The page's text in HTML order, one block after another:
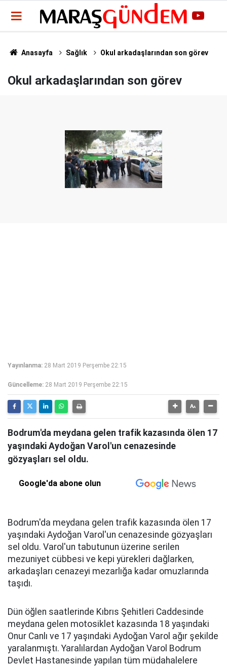
Anasayfa Sağlık Okul arkadaşlarından son görev
Okul arkadaşlarından son görev
Yayınlanma: 28 Mart 2019 Perşembe 22:15
Güncelleme: 28 Mart 2019 Perşembe 22:15
Bodrum'da meydana gelen trafik kazasında ölen 17
yaşındaki Aydoğan Varol'un cenazesinde
gözyaşları sel oldu.
Google'da abone olun
Bodrum'da meydana gelen trafik kazasında ölen 17
yaşındaki Aydoğan Varol'un cenazesinde gözyaşları
sel oldu. Varol'un tabutunun üzerine serilen
mezuniyet cübbesi ve kepi yürekleri dağlarken,
arkadaşları cenazeyi mezarlığa kadar omuzlarında
taşıdı.
Dün öğlen saatlerinde Kıbrıs Şehitleri Caddesinde
meydana gelen motosiklet kazasında 18 yaşındaki
Onur Canlı ve 17 yaşındaki Aydoğan Varol ağır şekilde
yaralanmıştı. Yaralılardan Aydoğan Varol Bodrum
Devlet Hastanesinde yapılan tüm müdahalelere